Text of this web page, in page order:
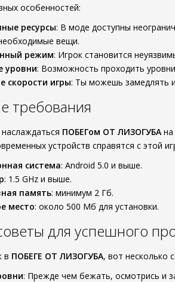
особенностей:
ресурсы: В моде доступны
вещи.
режим: Игрок становится
уровни: Возможность проходить
скорости игры: Ты можешь замедлять
требования
ПОБЕГом ОТ ЛИЗОГУБА
устройств справятся с этой
система: Android 5.0 и выше.
: 1.5 GHz и выше.
память: минимум 2 Гб.
место: около 500 Мб для установки.
для успешного
в ПОБЕГЕ ОТ ЛИЗОГУБА, вот несколько
: Прежде чем бежать, осмотрись и